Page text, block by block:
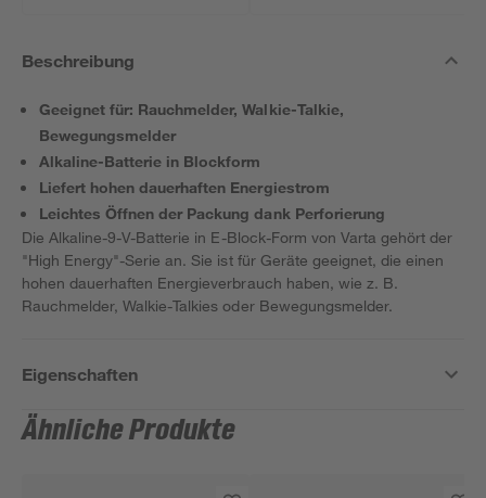
Beschreibung
Geeignet für: Rauchmelder, Walkie-Talkie,
Bewegungsmelder
Alkaline-Batterie in Blockform
Liefert hohen dauerhaften Energiestrom
Leichtes Öffnen der Packung dank Perforierung
Die Alkaline-9-V-Batterie in E-Block-Form von Varta gehört der
"High Energy"-Serie an. Sie ist für Geräte geeignet, die einen
hohen dauerhaften Energieverbrauch haben, wie z. B.
Rauchmelder, Walkie-Talkies oder Bewegungsmelder.
Eigenschaften
Ähnliche Produkte